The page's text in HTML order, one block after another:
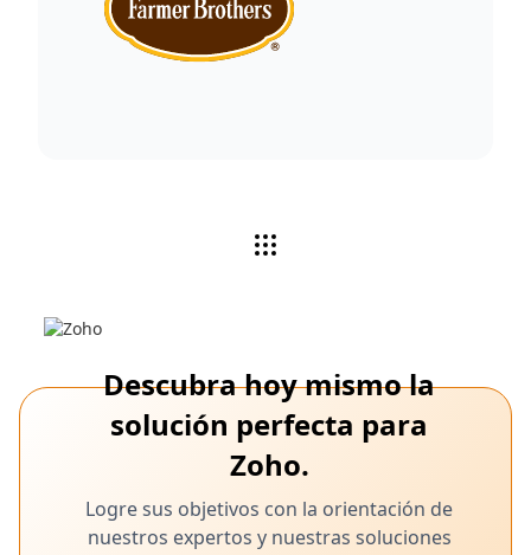
Descubra hoy mismo la
solución perfecta para
Zoho.
Logre sus objetivos con la orientación de
nuestros expertos y nuestras soluciones